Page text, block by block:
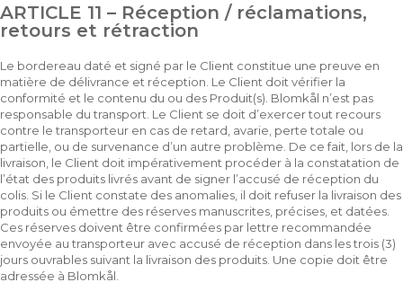
ARTICLE 11 – Réception / réclamations,
retours et rétraction
Le bordereau daté et signé par le Client constitue une preuve en
matière de délivrance et réception. Le Client doit vérifier la
conformité et le contenu du ou des Produit(s). Blomkål n’est pas
responsable du transport. Le Client se doit d’exercer tout recours
contre le transporteur en cas de retard, avarie, perte totale ou
partielle, ou de survenance d’un autre problème. De ce fait, lors de la
livraison, le Client doit impérativement procéder à la constatation de
l’état des produits livrés avant de signer l’accusé de réception du
colis. Si le Client constate des anomalies, il doit refuser la livraison des
produits ou émettre des réserves manuscrites, précises, et datées.
Ces réserves doivent être confirmées par lettre recommandée
envoyée au transporteur avec accusé de réception dans les trois (3)
jours ouvrables suivant la livraison des produits. Une copie doit être
adressée à Blomkål.